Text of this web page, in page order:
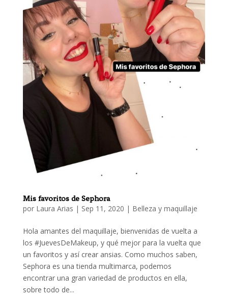
Mis favoritos de Sephora
por Laura Arias | Sep 11, 2020 | Belleza y maquillaje
Hola amantes del maquillaje, bienvenidas de vuelta a
los #JuevesDeMakeup, y qué mejor para la vuelta que
un favoritos y así crear ansias. Como muchos saben,
Sephora es una tienda multimarca, podemos
encontrar una gran variedad de productos en ella,
sobre todo de...